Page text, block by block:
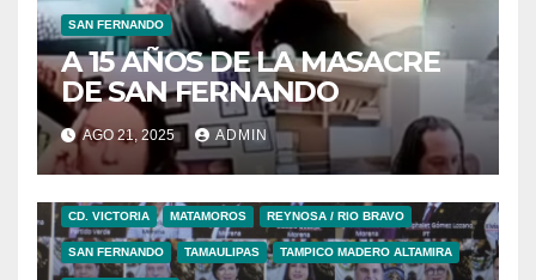
SAN FERNANDO
A 15 AÑOS DE LA MASACRE
DE SAN FERNANDO
AGO 21, 2025 ADMIN
CD. VICTORIA MATAMOROS REYNOSA / RIO BRAVO
SAN FERNANDO TAMAULIPAS TAMPICO MADERO ALTAMIRA